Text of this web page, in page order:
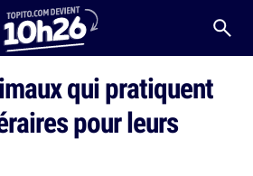
qui pratiquent
pour leurs